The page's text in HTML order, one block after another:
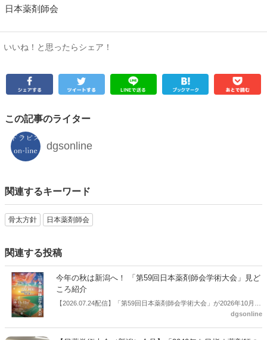
日本薬剤師会
いいね！と思ったらシェア！
この記事のライター
dgsonline
関連するキーワード
骨太方針 日本薬剤師会
関連する投稿
今年の秋は新潟へ！ 「第59回日本薬剤師会学術大会」見ど
ころ紹介
【2026.07.24配信】「第59回日本薬剤師会学術大会」が2026年10月11
日（日）～12日（月・祝）の２日間、新潟で開催される（大会運営委
ろを紹介する。
dgsonline